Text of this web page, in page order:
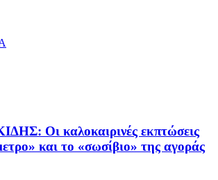
Οι καλοκαιρινές εκπτώσεις
και το «σωσίβιο» της αγοράς